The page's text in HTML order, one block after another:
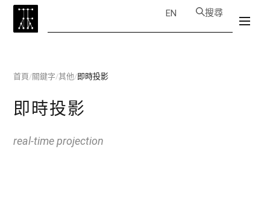
EN 搜尋
首頁/關鍵字/其他/即時投影
即時投影
real-time projection